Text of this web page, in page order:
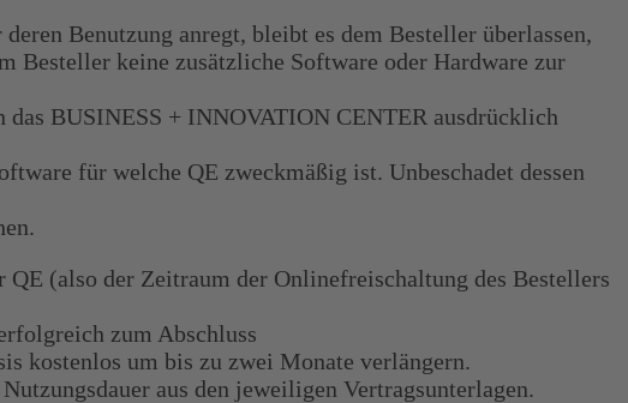
Benutzung anregt, bleibt es dem Besteller überlassen,
Besteller keine zusätzliche Software oder Hardware zur
BUSINESS + INNOVATION CENTER ausdrücklich
für welche QE zweckmäßig ist. Unbeschadet dessen
(also der Zeitraum der Onlinefreischaltung des Bestellers
zum Abschluss
kostenlos um bis zu zwei Monate verlängern.
aus den jeweiligen Vertragsunterlagen.